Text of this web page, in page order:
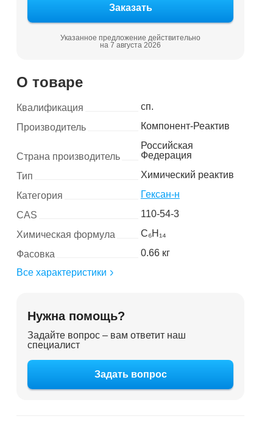
Указанное предложение действительно
на 7 августа 2026
О товаре
Квалификация
сп.
Производитель
Компонент-Реактив
Страна производитель
Российская
Федерация
Тип
Химический реактив
Категория
Гексан-н
CAS
110-54-3
Химическая формула
C₆H₁₄
Фасовка
0.66 кг
Все характеристики
Нужна помощь?
Задайте вопрос – вам ответит наш
специалист
Задать вопрос